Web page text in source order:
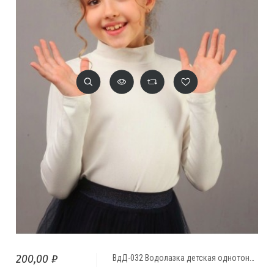
ВдД-032 Водолазка детская однотонная (крем)
200,00 ₽